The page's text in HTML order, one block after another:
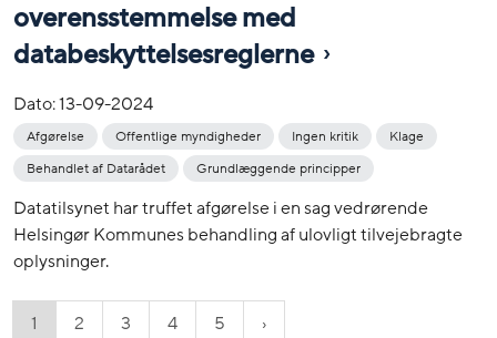
overensstemmelse med
databeskyttelsesreglerne
Dato:13-09-2024
Afgørelse Offentlige myndigheder Ingen kritik
Klage
Behandlet af Datarådet
Grundlæggende principper
Datatilsynet har truffet afgørelse i en sag vedrørende
Helsingør Kommunes behandling af ulovligt tilvejebragte
oplysninger.
1 2 3 4 5